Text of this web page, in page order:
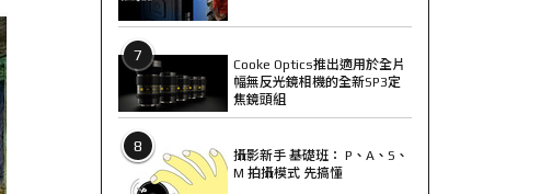
7
Cooke Optics推出適用於全片
幅無反光鏡相機的全新SP3定
焦鏡頭組
8
攝影新手 基礎班： P、A、S、
M 拍攝模式 先搞懂